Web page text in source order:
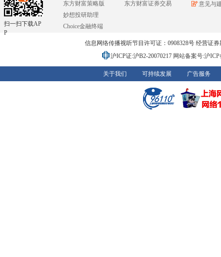
扫一扫下载AP
P
东方财富策略版
妙想投研助理
Choice金融终端
东方财富证券交易
意见与
信息网络传播视听节目许可证：0908328号 经营证
沪ICP证:沪B2-20070217 网站备案号:沪
关于我们 可持续发展 广告服务